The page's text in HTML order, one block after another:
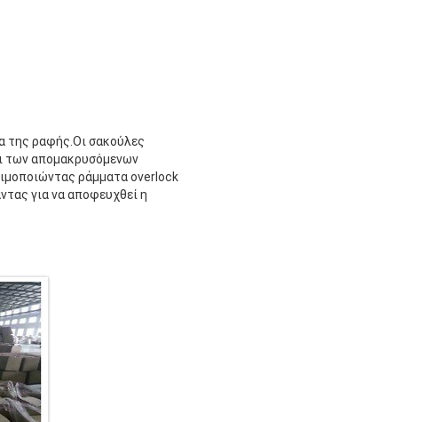
της ραφής.Οι σακούλες
των απομακρυσόμενων
ράμματα overlock
για να αποφευχθεί η